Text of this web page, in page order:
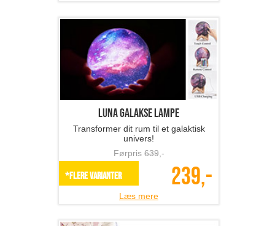
Luna Galakse lampe
Transformer dit rum til et galaktisk
univers!
Førpris639,-
*Flere varianter 239,-
Læs mere